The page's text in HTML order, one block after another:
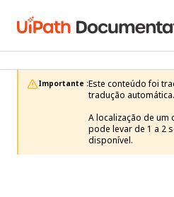
Importante :Este conteúdo foi
tradução automática.
A localização de
pode levar de 1 a 2
disponível.